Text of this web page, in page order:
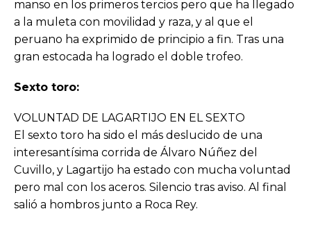
manso en los primeros tercios pero que ha llegado
a la muleta con movilidad y raza, y al que el
peruano ha exprimido de principio a fin. Tras una
gran estocada ha logrado el doble trofeo.
Sexto toro:
VOLUNTAD DE LAGARTIJO EN EL SEXTO
El sexto toro ha sido el más deslucido de una
interesantísima corrida de Álvaro Núñez del
Cuvillo, y Lagartijo ha estado con mucha voluntad
pero mal con los aceros. Silencio tras aviso. Al final
salió a hombros junto a Roca Rey.